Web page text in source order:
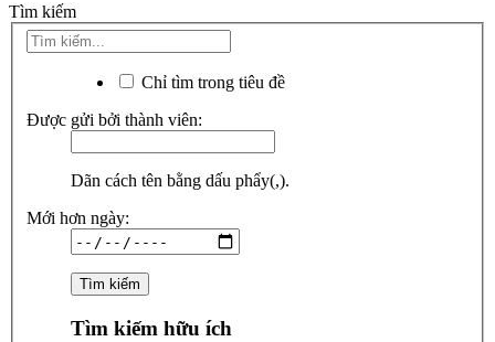
Tìm kiếm
Chỉ tìm trong tiêu đề
Được gửi bởi thành viên:
Dãn cách tên bằng dấu phẩy(,).
Mới hơn ngày:
Tìm kiếm hữu ích